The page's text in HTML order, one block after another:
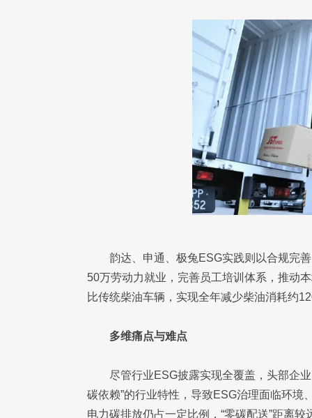
韵达、申通、极兔ESG实践则以合规完
50万劳动力就业，完善员工培训体系，推动
比传统柴油车辆，实现全年减少柴油消耗约
多维痛点与难点
尽管行业ESG披露实现全覆盖，头部企
碳依赖”的行业特性，导致ESG治理面临环
电力碳排放仍占一定比例，“零碳配送”距离较